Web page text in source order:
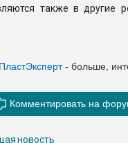
также в другие
- больше,
новость